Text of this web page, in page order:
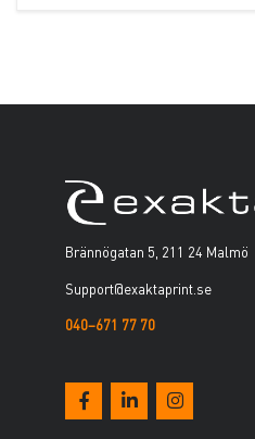
Brännögatan 5, 211 24 Malmö
Support@exaktaprint.se
040–671 77 70